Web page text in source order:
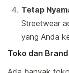
Tetap
Streetwear
yang Anda
Toko dan